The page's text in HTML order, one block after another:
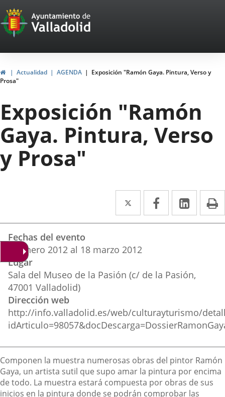
Portal
Web
del
Ayuntamiento
de
Valladolid
HomeActualidad AGENDA
Exposición "Ramón Gaya. Pintura, Verso y
Prosa"
Exposición "Ramón
Gaya. Pintura, Verso
y Prosa"
Twitter
Enlace
a
aplicación
externa.
Facebook
Enlace
a
externa.
Enlace
a
del
evento
Fechas del evento
enero 2012 al 18 marzo 2012
Lugar
Sala del Museo de la Pasión (c/ de la Pasión,
47001 Valladolid)
Dirección web
http://info.valladolid.es/web/culturayturismo/
Descripción
Componen la muestra numerosas obras del pintor Ramón
Gaya, un artista sutil que supo amar la pintura por encima
de todo. La muestra estará compuesta por obras de sus
inicios en la pintura donde se podrán comprobar las